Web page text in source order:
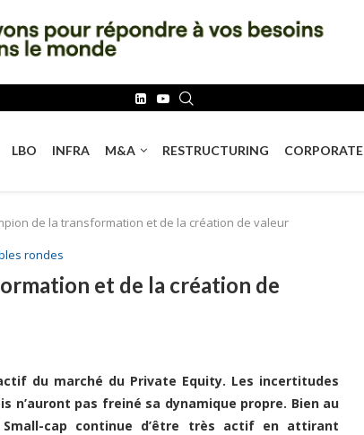
LBO INFRA M&A RESTRUCTURING CORPORATE
de la transformation et de la création de valeur
rondes
et de la création de
du marché du Private Equity. Les incertitudes
n’auront pas freiné sa dynamique propre. Bien au
cap continue d’être très actif en attirant